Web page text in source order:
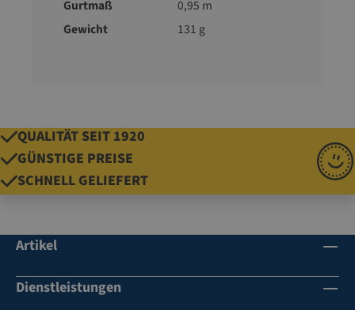
Gurtmaß
0,95 m
Gewicht
131 g
QUALITÄT SEIT 1920
GÜNSTIGE PREISE
SCHNELL GELIEFERT
Artikel
Dienstleistungen